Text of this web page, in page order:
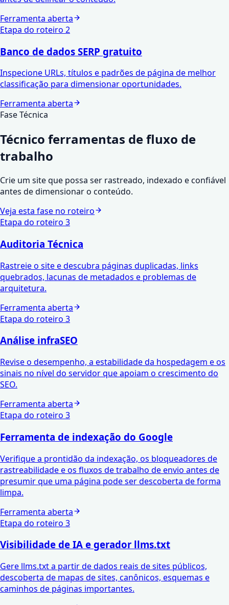
Ferramenta aberta
Etapa do roteiro 2
Banco de dados SERP gratuito
Inspecione URLs, títulos e padrões de página de melhor
classificação para dimensionar oportunidades.
Ferramenta aberta
Fase Técnica
Técnico ferramentas de fluxo de
trabalho
Crie um site que possa ser rastreado, indexado e confiável
antes de dimensionar o conteúdo.
Veja esta fase no roteiro
Etapa do roteiro 3
Auditoria Técnica
Rastreie o site e descubra páginas duplicadas, links
quebrados, lacunas de metadados e problemas de
arquitetura.
Ferramenta aberta
Etapa do roteiro 3
Análise infraSEO
Revise o desempenho, a estabilidade da hospedagem e os
sinais no nível do servidor que apoiam o crescimento do
SEO.
Ferramenta aberta
Etapa do roteiro 3
Ferramenta de indexação do Google
Verifique a prontidão da indexação, os bloqueadores de
rastreabilidade e os fluxos de trabalho de envio antes de
presumir que uma página pode ser descoberta de forma
limpa.
Ferramenta aberta
Etapa do roteiro 3
Visibilidade de IA e gerador llms.txt
Gere llms.txt a partir de dados reais de sites públicos,
descoberta de mapas de sites, canônicos, esquemas e
caminhos de páginas importantes.